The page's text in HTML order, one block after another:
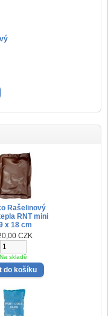
Rašelinový
RNT mini
x 18 cm
CZK
Na skladě